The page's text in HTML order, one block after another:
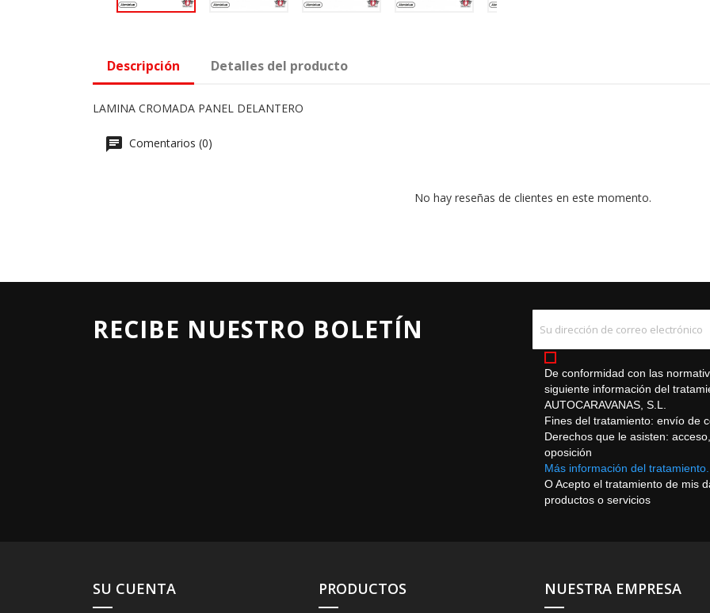
Descripción Detalles del producto
LAMINA CROMADA PANEL DELANTERO
Comentarios (0)
No hay reseñas de clientes en este momento.
RECIBE NUESTRO BOLETÍN
De conformidad con las
siguiente información del
AUTOCARAVANAS, S.L.
Fines del tratamiento: envío de
Derechos que le asisten:
oposición
Más información del tratamiento.
O Acepto el tratamiento de mis
productos o servicios
SU CUENTA PRODUCTOS NUESTRA EMPRESA